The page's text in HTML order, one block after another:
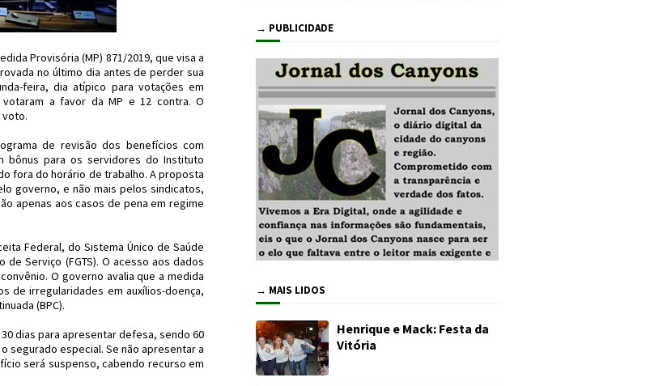
Provisória (MP) 871/2019, que visa a
no último dia antes de perder sua
feira, dia atípico para votações em
a favor da MP e 12 contra. O
voto.
de revisão dos benefícios com
bônus para os servidores do Instituto
fora do horário de trabalho. A proposta
governo, e não mais pelos sindicatos,
apenas aos casos de pena em regime
Federal, do Sistema Único de Saúde
de Serviço (FGTS). O acesso aos dados
O governo avalia que a medida
de irregularidades em auxílios-doença,
(BPC).
dias para apresentar defesa, sendo 60
segurado especial. Se não apresentar a
será suspenso, cabendo recurso em
→ PUBLICIDADE
→ MAIS LIDOS
Henrique e Mack: Festa da
Vitória